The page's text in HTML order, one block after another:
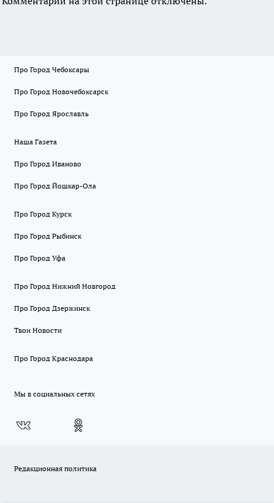
Про Город Чебоксары
Про Город Новочебоксарск
Про Город Ярославль
Наша Газета
Про Город Иваново
Про Город Йошкар-Ола
Про Город Курск
Про Город Рыбинск
Про Город Уфа
Про Город Нижний Новгород
Про Город Дзержинск
Твои Новости
Про Город Краснодара
Мы в социальных сетях
Редакционная политика